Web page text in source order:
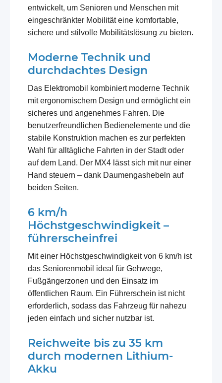
entwickelt, um Senioren und Menschen mit
eingeschränkter Mobilität eine komfortable,
sichere und stilvolle Mobilitätslösung zu bieten.
Moderne Technik und
durchdachtes Design
Das Elektromobil kombiniert moderne Technik
mit ergonomischem Design und ermöglicht ein
sicheres und angenehmes Fahren. Die
benutzerfreundlichen Bedienelemente und die
stabile Konstruktion machen es zur perfekten
Wahl für alltägliche Fahrten in der Stadt oder
auf dem Land. Der MX4 lässt sich mit nur einer
Hand steuern – dank Daumengashebeln auf
beiden Seiten.
6 km/h
Höchstgeschwindigkeit –
führerscheinfrei
Mit einer Höchstgeschwindigkeit von 6 km/h ist
das Seniorenmobil ideal für Gehwege,
Fußgängerzonen und den Einsatz im
öffentlichen Raum. Ein Führerschein ist nicht
erforderlich, sodass das Fahrzeug für nahezu
jeden einfach und sicher nutzbar ist.
Reichweite bis zu 35 km
durch modernen Lithium-
Akku